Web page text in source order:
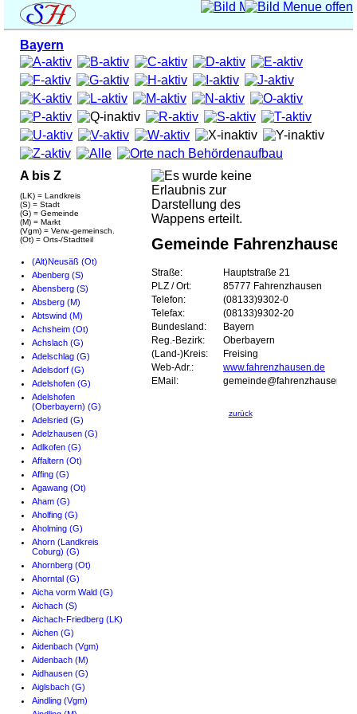
Bayern
A bis Z
(LK) = Landkreis
(S) = Stadt
(G) = Gemeinde
(M) = Markt
(Vgm) = Verw.-gemeinsch.
(Ot) = Orts-/Stadtteil
(Alt)Neusäß (Ot)
Abenberg (S)
Abensberg (S)
Absberg (M)
Abtswind (M)
Achsheim (Ot)
Achslach (G)
Adelschlag (G)
Adelsdorf (G)
Adelshofen (G)
Adelshofen
(Oberbayern) (G)
Adelsried (G)
Adelzhausen (G)
Adlkofen (G)
Affaltern (Ot)
Affing (G)
Agawang (Ot)
Aham (G)
Aholfing (G)
Aholming (G)
Ahorn (Landkreis
Coburg) (G)
Ahornberg (Ot)
Ahorntal (G)
Aicha vorm Wald (G)
Aichach (S)
Aichach-Friedberg (LK)
Aichen (G)
Aidenbach (Vgm)
Aidenbach (M)
Aidhausen (G)
Aiglsbach (G)
Aindling (Vgm)
Gemeinde Fahrenzhausen
Straße:
Hauptstraße 21
PLZ / Ort:
85777 Fahrenzhausen
Telefon:
(08133)9302-0
Telefax:
(08133)9302-20
Bundesland:
Bayern
Reg.-Bezirk:
Oberbayern
(Land-)Kreis:
Freising
Web-Adr.:
www.fahrenzhausen.de
EMail:
gemeinde@fahrenzhausen.de
zurück